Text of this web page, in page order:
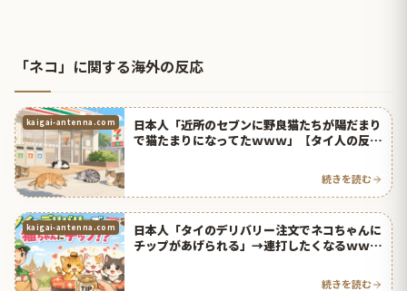
「ネコ」に関する海外の反応
kaigai-antenna.com
日本人「近所のセブンに野良猫たちが陽だまり
で猫たまりになってたｗｗｗ」【タイ人の反
続きを読む
kaigai-antenna.com
日本人「タイのデリバリー注文でネコちゃんに
チップがあげられる」→連打したくなるｗｗｗ
続きを読む